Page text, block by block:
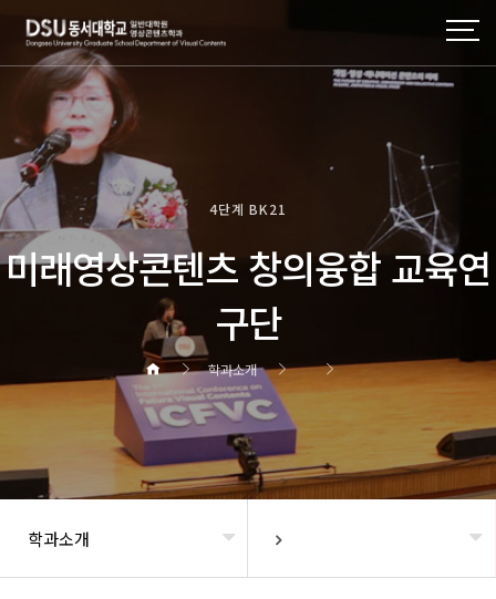
4단계 BK21
미래영상콘텐츠 창의융합 교육연
구단
학과소개
학과소개